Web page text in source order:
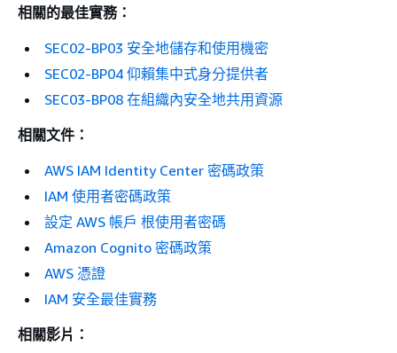
相關的最佳實務：
SEC02-BP03 安全地儲存和使用機密
SEC02-BP04 仰賴集中式身分提供者
SEC03-BP08 在組織內安全地共用資源
相關文件：
AWS IAM Identity Center 密碼政策
IAM 使用者密碼政策
設定 AWS 帳戶 根使用者密碼
Amazon Cognito 密碼政策
AWS 憑證
IAM 安全最佳實務
相關影片：